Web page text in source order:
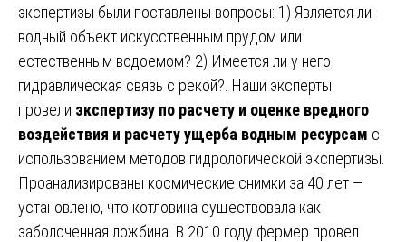
экспертизы были поставлены вопросы: 1) Является ли
водный объект искусственным прудом или
естественным водоемом? 2) Имеется ли у него
гидравлическая связь с рекой?. Наши эксперты
провели экспертизу по расчету и оценке вредного
воздействия и расчету ущерба водным ресурсам с
использованием методов гидрологической экспертизы.
Проанализированы космические снимки за 40 лет —
установлено, что котловина существовала как
заболоченная ложбина. В 2010 году фермер провел